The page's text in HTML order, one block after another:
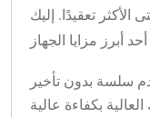
الأكثر تعقيدًا. إليك